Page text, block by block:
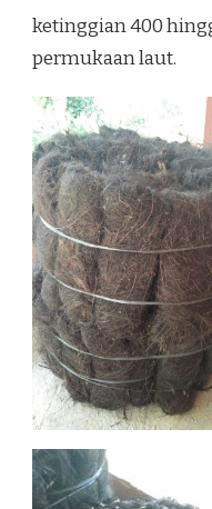
ketinggian 400
permukaan laut.